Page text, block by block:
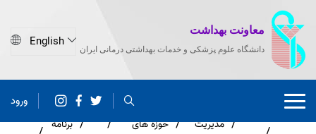
معاونت بهداشت
دانشگاه علوم پزشکی و خدمات بهداشتی درمانی ایران
ورود
مدیریت
حوزه های
برنامه